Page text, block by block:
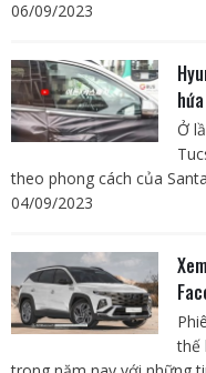
06/09/2023
Ở
theo phong cách của
04/09/2023
thế